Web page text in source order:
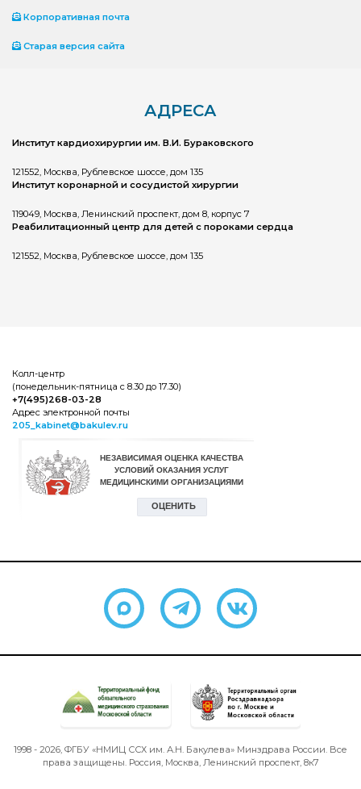
Корпоративная почта
Старая версия сайта
АДРЕСА
Институт кардиохирургии им. В.И. Бураковского
121552, Москва, Рублевское шоссе, дом 135
Институт коронарной и сосудистой хирургии
119049, Москва, Ленинский проспект, дом 8, корпус 7
Реабилитационный центр для детей с пороками сердца
121552, Москва, Рублевское шоссе, дом 135
Колл-центр
(понедельник-пятница с 8.30 до 17.30)
+7(495)268-03-28
Адрес электронной почты
205_kabinet@bakulev.ru
1998 - 2026, ФГБУ «НМИЦ ССХ им. А.Н. Бакулева» Минздрава России. Все
права защищены. Россия, Москва, Ленинский проспект, 8к7